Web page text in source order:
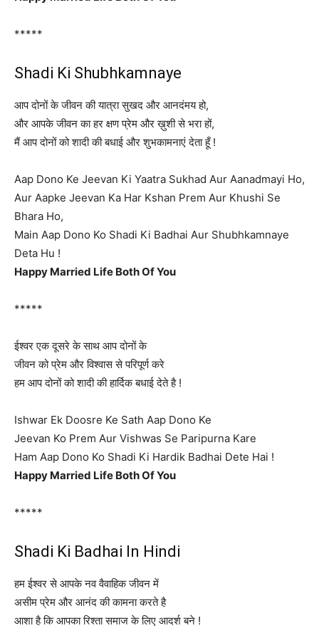
*****
Shadi Ki Shubhkamnaye
आप दोनों के जीवन की यात्रा सुखद और आनदंमय हो,
और आपके जीवन का हर क्षण प्रेम और ख़ुशी से भरा हों,
मैं आप दोनों को शादी की बधाई और शुभकामनाएं देता हूँ !
Aap Dono Ke Jeevan Ki Yaatra Sukhad Aur Aanadmayi Ho,
Aur Aapke Jeevan Ka Har Kshan Prem Aur Khushi Se
Bhara Ho,
Main Aap Dono Ko Shadi Ki Badhai Aur Shubhkamnaye
Deta Hu !
Happy Married Life Both Of You
*****
ईश्वर एक दूसरे के साथ आप दोनों के
जीवन को प्रेम और विश्वास से परिपूर्ण करे
हम आप दोनों को शादी की हार्दिक बधाई देते है !
Ishwar Ek Doosre Ke Sath Aap Dono Ke
Jeevan Ko Prem Aur Vishwas Se Paripurna Kare
Ham Aap Dono Ko Shadi Ki Hardik Badhai Dete Hai !
Happy Married Life Both Of You
*****
Shadi Ki Badhai In Hindi
हम ईश्वर से आपके नव वैवाहिक जीवन में
असीम प्रेम और आनंद की कामना करते है
आशा है कि आपका रिश्ता समाज के लिए आदर्श बने !